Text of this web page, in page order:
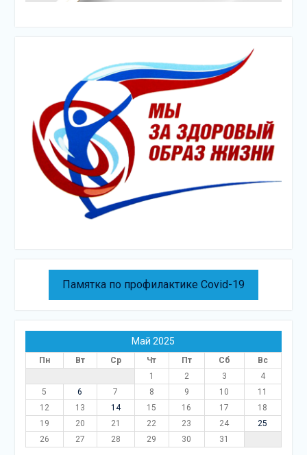
Памятка по профилактике Covid-19
Май 2025
Пн Вт Ср Чт Пт Сб
Вс
1
2 3
4
5
6 7 8 9 10
11
12
13 14 15 16 17
18
19
20 21 22 23 24
25
26
27 28 29 30 31